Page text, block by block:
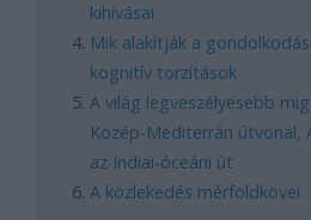
kihívásai
Mik alakítják a
kognitív torzítások
A világ legveszélyesebb
Közép-Mediterrán útvonal,
az Indiai-óceáni út
A közlekedés mérföldkövei